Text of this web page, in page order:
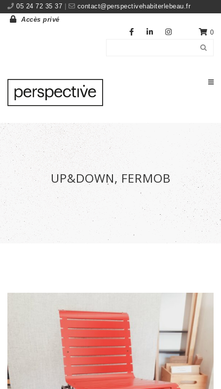
05 24 72 35 37
contact@perspectivehabiterlebeau.fr
Accès privé
0
UP&DOWN, FERMOB